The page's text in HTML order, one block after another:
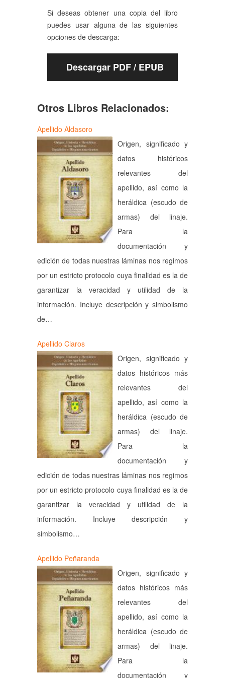
Si deseas obtener una copia del libro
puedes usar alguna de las siguientes
opciones de descarga:
Descargar PDF / EPUB
Otros Libros Relacionados:
Apellido Aldasoro
Origen, significado y
datos históricos
relevantes del
apellido, así como la
heráldica (escudo de
armas) del linaje.
Para la
documentación y
edición de todas nuestras láminas nos regimos
por un estricto protocolo cuya finalidad es la de
garantizar la veracidad y utilidad de la
información. Incluye descripción y simbolismo
de…
Apellido Claros
Origen, significado y
datos históricos más
relevantes del
apellido, así como la
heráldica (escudo de
armas) del linaje.
Para la
documentación y
edición de todas nuestras láminas nos regimos
por un estricto protocolo cuya finalidad es la de
garantizar la veracidad y utilidad de la
información. Incluye descripción y
simbolismo…
Apellido Peñaranda
Origen, significado y
datos históricos más
relevantes del
apellido, así como la
heráldica (escudo de
armas) del linaje.
Para la
documentación y